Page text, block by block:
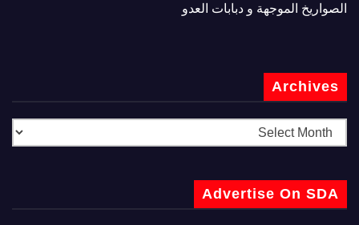
الصواريخ الموجهة و دبابات العدو
Archives
Advertise On SDA